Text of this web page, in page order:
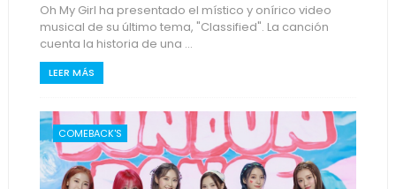
Oh My Girl ha presentado el místico y onírico video
musical de su último tema, "Classified". La canción
cuenta la historia de una ...
LEER MÁS
COMEBACK'S